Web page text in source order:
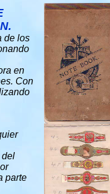
de los
en
Con
del
parte